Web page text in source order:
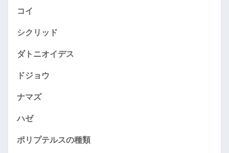
コイ
シクリッド
ダトニオイデス
ドジョウ
ナマズ
ハゼ
ポリプテルスの種類